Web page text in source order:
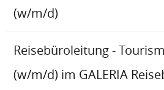
(w/m/d)
Reisebüroleitung -
(w/m/d) im GALERIA